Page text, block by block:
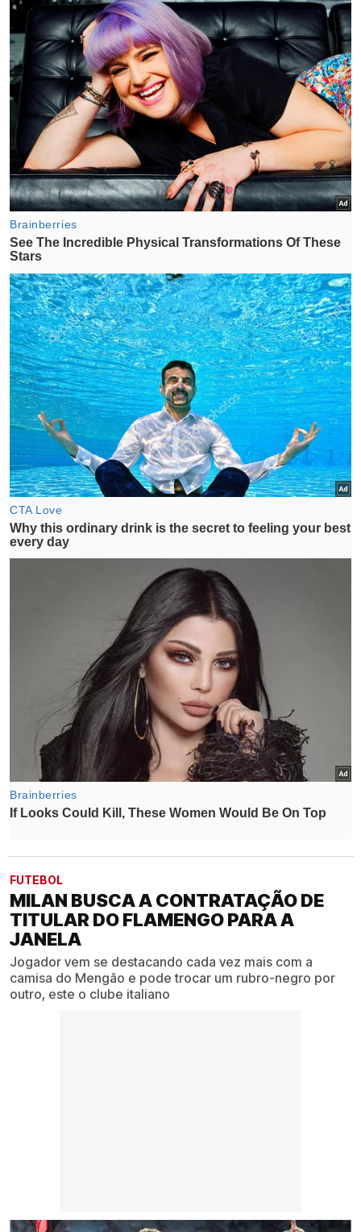
FUTEBOL
MILAN BUSCA A CONTRATAÇÃO DE
TITULAR DO FLAMENGO PARA A
JANELA
Jogador vem se destacando cada vez mais com a
camisa do Mengão e pode trocar um rubro-negro por
outro, este o clube italiano